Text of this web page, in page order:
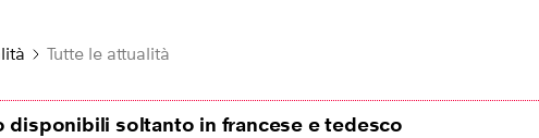
Tutte le attualità
disponibili soltanto in francese e tedesco